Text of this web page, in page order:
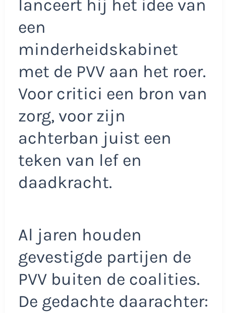
lanceert hij het idee van
een
minderheidskabinet
met de PVV aan het roer.
Voor critici een bron van
zorg, voor zijn
achterban juist een
teken van lef en
daadkracht.
Al jaren houden
gevestigde partijen de
PVV buiten de coalities.
De gedachte daarachter: